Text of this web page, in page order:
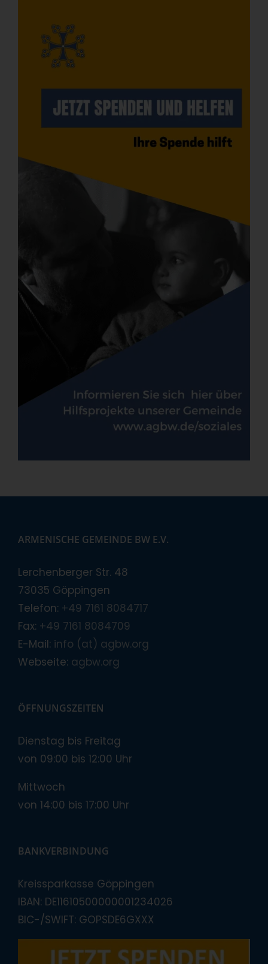
ARMENISCHE GEMEINDE BW E.V.
Lerchenberger Str. 48
73035 Göppingen
Telefon: +49 7161 8084717
Fax: +49 7161 8084709
E-Mail: info (at) agbw.org
Webseite: agbw.org
ÖFFNUNGSZEITEN
Dienstag bis Freitag
von 09:00 bis 12:00 Uhr
Mittwoch
von 14:00 bis 17:00 Uhr
BANKVERBINDUNG
Kreissparkasse Göppingen
IBAN: DE11610500000001234026
BIC-/SWIFT: GOPSDE6GXXX